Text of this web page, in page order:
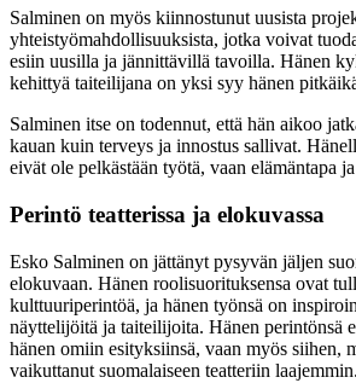
Salminen on myös kiinnostunut uusista
yhteistyömahdollisuuksista, jotka voivat
esiin uusilla ja jännittävillä tavoilla. Hänen
kehittyä taiteilijana on yksi syy hänen
Salminen itse on todennut, että hän aikoo
kauan kuin terveys ja innostus sallivat.
eivät ole pelkästään työtä, vaan elämäntapa
Perintö teatterissa ja elokuvassa
Esko Salminen on jättänyt pysyvän jäljen
elokuvaan. Hänen roolisuorituksensa ovat
kulttuuriperintöä, ja hänen työnsä on
näyttelijöitä ja taiteilijoita. Hänen perintönsä
hänen omiin esityksiinsä, vaan myös siihen,
vaikuttanut suomalaiseen teatteriin laajemmin.